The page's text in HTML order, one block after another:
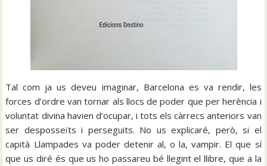
Tal com ja us deveu imaginar, Barcelona es va rendir, les
forces d’ordre van tornar als llocs de poder que per herència i
voluntat divina havien d’ocupar, i tots els càrrecs anteriors van
ser desposseïts i perseguits. No us explicaré, però, si el
capità Llampades va poder detenir al, o la, vampir. El que sí
que us diré és que us ho passareu bé llegint el llibre, que a la